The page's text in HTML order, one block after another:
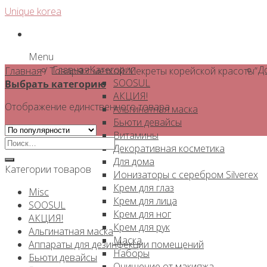
Skip
content
Unique korea
Menu
ГлавнаяКатегории
SOOSUL
АКЦИЯ!
Альгинатная маска
Бьюти девайсы
Витамины
Декоративная косметика
Для дома
Ионизаторы с серебром Silverex
Крем для глаз
Крем для лица
Крем для ног
Крем для рук
Маска
Наборы
Главная/Товары с меткой “Секреты корейской красоты”
Выбрать категорию
Отображение единственного товара
Искать:
Категории товаров
Misc
SOOSUL
АКЦИЯ!
Альгинатная маска
Аппараты для дезинфекции помещений
Бьюти девайсы